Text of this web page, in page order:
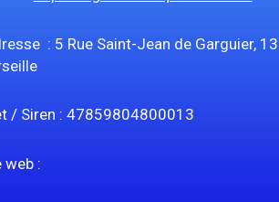
: 5 Rue Saint-Jean de Garguier,
/ Siren : 47859804800013
web :